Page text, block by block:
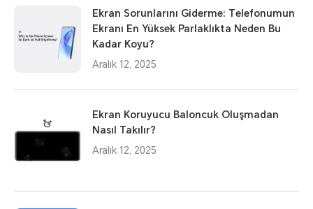
Ekran Sorunlarını Giderme: Telefonumun
Ekranı En Yüksek Parlaklıkta Neden Bu
Kadar Koyu?
Aralık 12, 2025
Ekran Koruyucu Baloncuk Oluşmadan
Nasıl Takılır?
Aralık 12, 2025